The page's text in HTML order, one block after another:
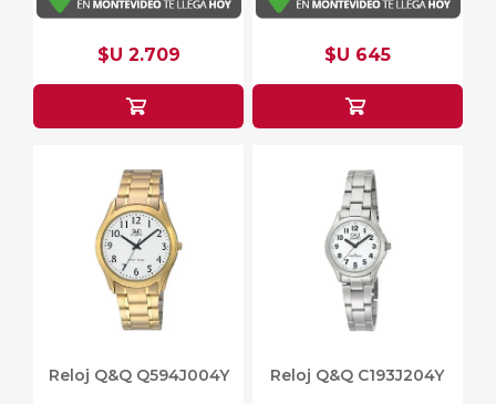
$U 2.709 $U 645
Reloj Q&Q Q594J004Y Reloj Q&Q C193J204Y